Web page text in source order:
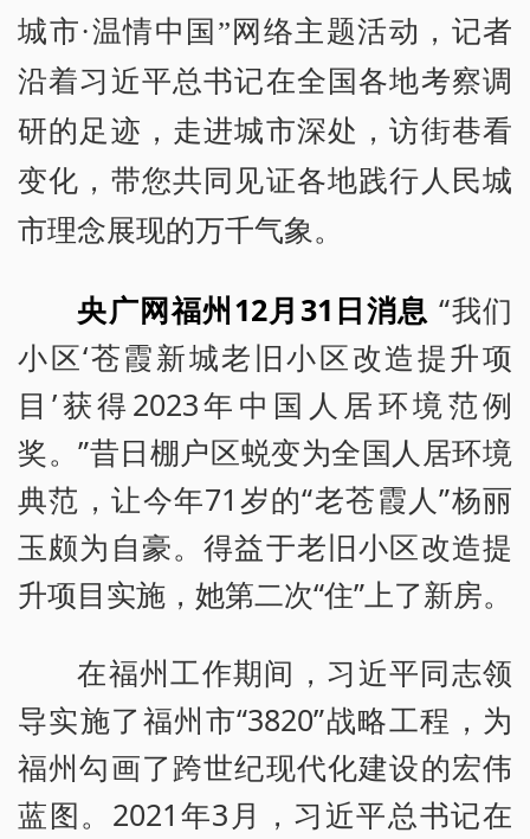
城市·温情中国”网络主题活动，记者
沿着习近平总书记在全国各地考察调
研的足迹，走进城市深处，访街巷看
变化，带您共同见证各地践行人民城
市理念展现的万千气象。
央广网福州12月31日消息“我们
小区‘苍霞新城老旧小区改造提升项
目’获得2023年中国人居环境范例
奖。”昔日棚户区蜕变为全国人居环境
典范，让今年71岁的“老苍霞人”杨丽
玉颇为自豪。得益于老旧小区改造提
升项目实施，她第二次“住”上了新房。
在福州工作期间，习近平同志领
导实施了福州市“3820”战略工程，为
福州勾画了跨世纪现代化建设的宏伟
蓝图。2021年3月，习近平总书记在